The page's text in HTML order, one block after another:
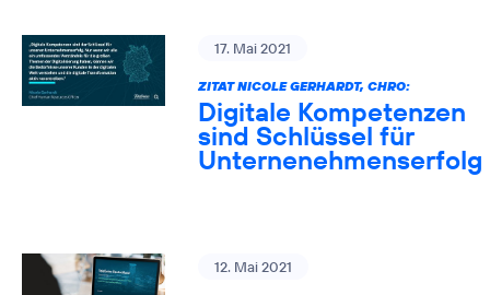
17. Mai 2021
ZITAT NICOLE GERHARDT, CHRO:
Digitale Kompetenzen
sind Schlüssel für
Unternenehmenserfolg
12. Mai 2021